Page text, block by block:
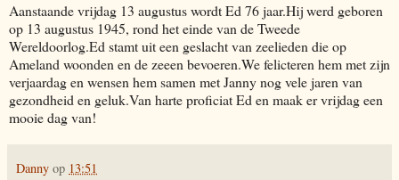
Aanstaande vrijdag 13 augustus wordt Ed 76 jaar.Hij werd geboren
op 13 augustus 1945, rond het einde van de Tweede
Wereldoorlog.Ed stamt uit een geslacht van zeelieden die op
Ameland woonden en de zeeen bevoeren.We felicteren hem met zijn
verjaardag en wensen hem samen met Janny nog vele jaren van
gezondheid en geluk.Van harte proficiat Ed en maak er vrijdag een
mooie dag van!
Danny op 13:51